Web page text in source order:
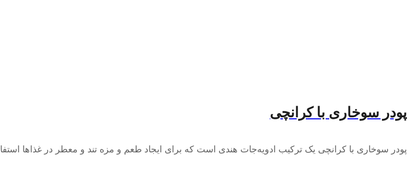
پودر سوخاری با کرانچی
پودر سوخاری با کرانچی یک ترکیب ادویه‌جات هندی است که برای ایجاد طعم و مزه تند و معطر در غذاها